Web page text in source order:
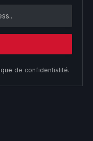
de confidentialité.